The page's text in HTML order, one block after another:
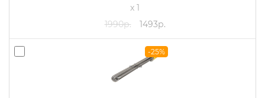
x 1
1990р.
1493р.
-25%